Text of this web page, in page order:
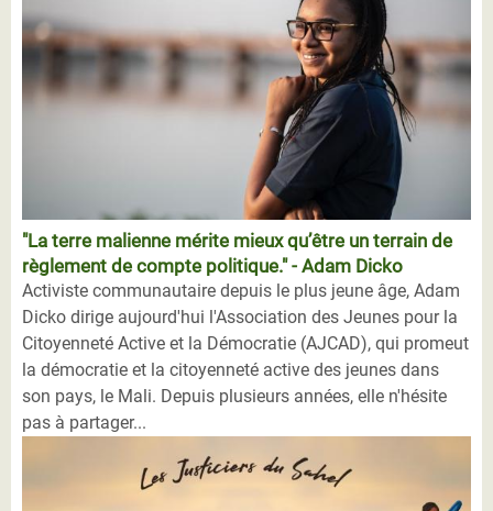
"La terre malienne mérite mieux qu’être un terrain de
règlement de compte politique." - Adam Dicko
Activiste communautaire depuis le plus jeune âge, Adam
Dicko dirige aujourd'hui l'Association des Jeunes pour la
Citoyenneté Active et la Démocratie (AJCAD), qui promeut
la démocratie et la citoyenneté active des jeunes dans
son pays, le Mali. Depuis plusieurs années, elle n'hésite
pas à partager...